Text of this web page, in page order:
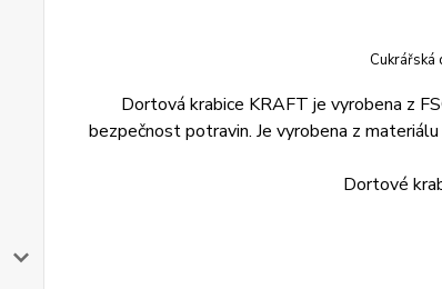
Cukrářská
Dortová krabice KRAFT je vyrobena z
bezpečnost potravin. Je vyrobena z
Dortové